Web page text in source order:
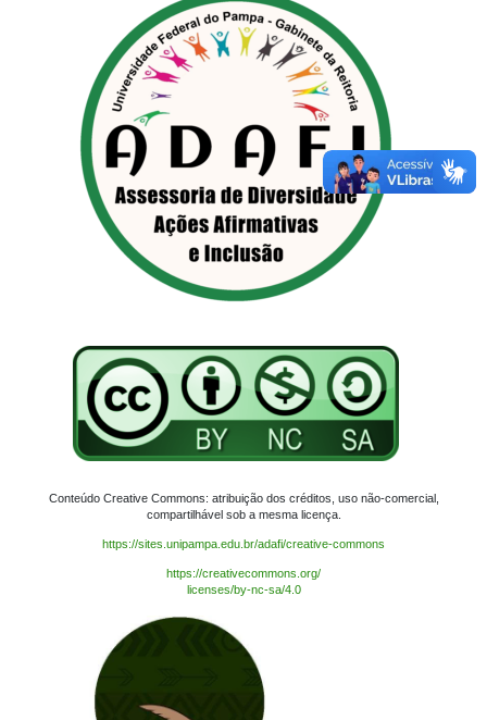
Conteúdo Creative Commons: atribuição dos créditos, uso não-comercial,
compartilhável sob a mesma licença.
https://sites.unipampa.edu.br/adafi/creative-commons
https://creativecommons.org/
licenses/by-nc-sa/4.0